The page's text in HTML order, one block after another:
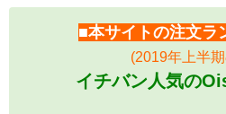
■本サイトの注文ラ
(2019年上半
イチバン人気の